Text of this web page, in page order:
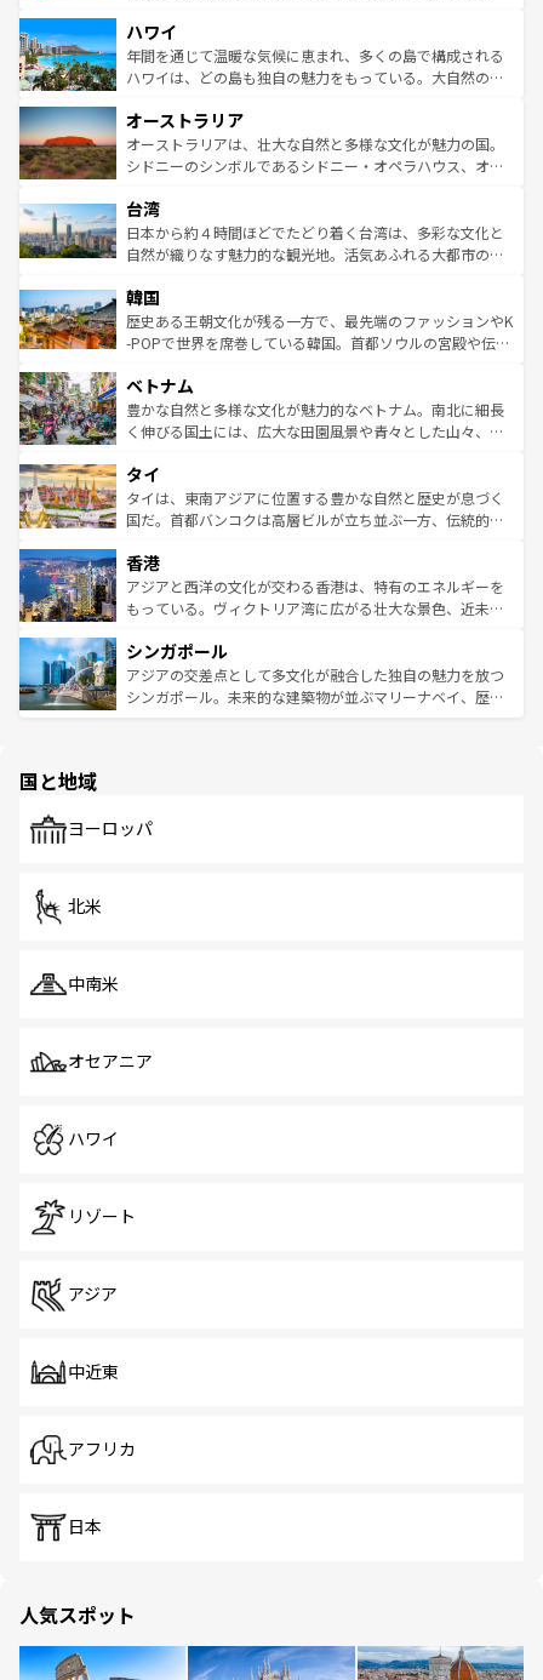
ば市内交通費無料で観光を楽しむこともできる。 なお、新
着のスイス情報はコンテンツ一覧 を参照してほしい。
のような巨大都市は、観光、ショッピング、エンターテイ
ンメントが詰まった刺激的なスポットだ。一方、アメリカ
西部には大自然が広がり、グランドキャニオンやイエロー
部のニューオーリンズでは、音楽と美食が融合した独特の
文化が魅力。旅行者はアメリカの各地域で異なる魅力を楽
しみながら、その多様性と豊かな歴史を感じることができ
ならではの贅沢な旅のスタイルだ。 なお、新着のアメリカ
情報はコンテンツ一覧を参照してほしい。
ハワイ
年間を通じて温暖な気候に恵まれ、多くの島で構成される
ハワイは、どの島も独自の魅力をもっている。大自然の神
ワイ島は見逃せない。また、定番の観光地といえばオアフ
島だが、静かな自然を求めるならマウイ島やカウアイ島が
おすすめ。エメラルドグリーンに輝く海をはじめ、豊かな
れるおもてなしの心で訪れる人々を迎えてくれるハワイの
人々、おいしいローカルフードやハワイアンミュージッ
ク、伝統的なフラダンスなど、すべてがハワイの魅力を彩
ワイを、存分に味わってほしい。 なお、新着のハワイ情報
はコンテンツ一覧を参照してほしい。
オーストラリア
オーストラリアは、壮大な自然と多様な文化が魅力の国。
シドニーのシンボルであるシドニー・オペラハウス、オー
リアリーフや大陸中央部にそびえるウルル（エアーズロッ
ク）、タスマニアの美しい原生林やケアンズの熱帯雨林な
ど、見どころがたくさん。また、カフェやワイン、オージ
いる。アクティビティも充実しており、サーフィンやダイ
ビング、ハイキングなど、アウトドア好きにはたまらな
い。オーストラリアの多彩な魅力を存分に味わいつくそ
参照してほしい。
台湾
日本から約４時間ほどでたどり着く台湾は、多彩な文化と
自然が織りなす魅力的な観光地。活気あふれる大都市の台
ン）、静ひつな山岳地帯である台湾東部など、都市の喧騒
と山間の静けさが共存しており、訪れる人に新しい発見と
驚きをもたらしてくれる。また、奥深い台湾の食文化も魅
容にもいいと評判のスイーツなど、バラエティ豊かな料理
が味わえる。 なお、新着の台湾情報は コンテンツ一覧を参
照してほしい。
韓国
歴史ある王朝文化が残る一方で、最先端のファッションやK
-POPで世界を席巻している韓国。首都ソウルの宮殿や伝統
き、地方に足を延ばせば四季折々の自然美を楽しむことが
できる。そして、キムチや焼肉、絶品のストリートフード
まで、さまざまな韓国料理が待っている。夜には、韓国な
リティに包まれながら、韓国の多彩な魅力を心ゆくまで味
わってみてほしい。 なお、新着の韓国情報はコンテンツ一
覧を参照してほしい。
ベトナム
豊かな自然と多様な文化が魅力的なベトナム。南北に細長
く伸びる国土には、広大な田園風景や青々とした山々、世
急速な発展と共に伝統が息づく。ハノイの古い町並みやホ
ーチミン市のフランス統治時代の建物も、独特の雰囲気を
醸し出している。また、バラエティの豊かさとおいしさで
とつ。フォーやバインミー、ベトナムコーヒーなどは、ぜ
ひ現地で味わいたい。どの地域を訪れてもあたたかい人々
が旅行者を迎えてくれるので、きっと忘れられない旅にな
参照してほしい。
タイ
タイは、東南アジアに位置する豊かな自然と歴史が息づく
国だ。首都バンコクは高層ビルが立ち並ぶ一方、伝統的な
の活気が交差している。北部ではチェンマイなどの山岳地
帯で自然と触れ合い、南部ではプーケットやクラビの美し
いビーチでリゾート気分を楽しむことができる。タイ料理
激する。気候は一年中温暖で、どの季節にも異なる楽しみ
が待っている。親しみやすいタイの人々、仏教を中心とし
た文化、そして多様な観光資源が、訪れる旅人を魅了し続
香港
アジアと西洋の文化が交わる香港は、特有のエネルギーを
もっている。ヴィクトリア湾に広がる壮大な景色、近未来
み、どこを訪れても感動するはず。観光スポットが密集し
ており、効率よく見どころを回れるのも魅力。息をのむよ
うな絶景から文化的な体験まで、香港を存分に楽しみ尽く
シンガポール
アジアの交差点として多文化が融合した独自の魅力を放つ
シンガポール。未来的な建築物が並ぶマリーナベイ、歴史
で、ホーカーズは地元の風情を楽しめる外せないスポット
国と地域
ヨーロッパ
北米
中南米
オセアニア
ハワイ
リゾート
アジア
中近東
アフリカ
日本
人気スポット